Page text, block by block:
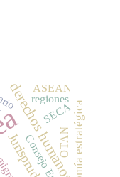
derechos humanosautonomía estratégica
regiones
OTAN
SECA
ASEAN